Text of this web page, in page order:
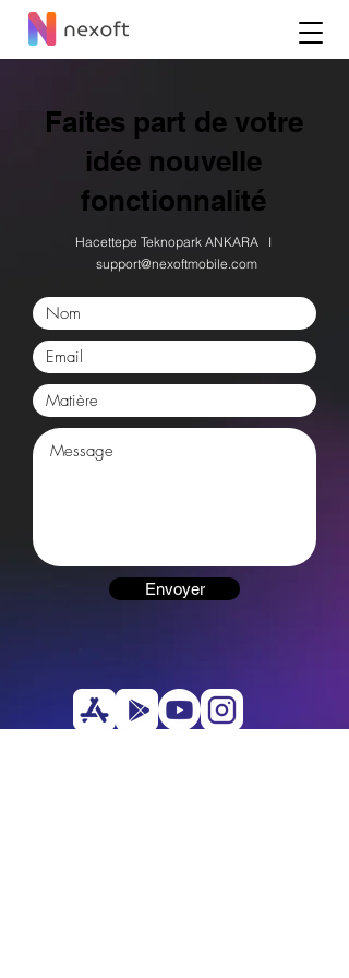
Faites part de votre
idée nouvelle
fonctionnalité
Hacettepe TeknoparkANKARA I
support@nexoftmobile.com
Envoyer